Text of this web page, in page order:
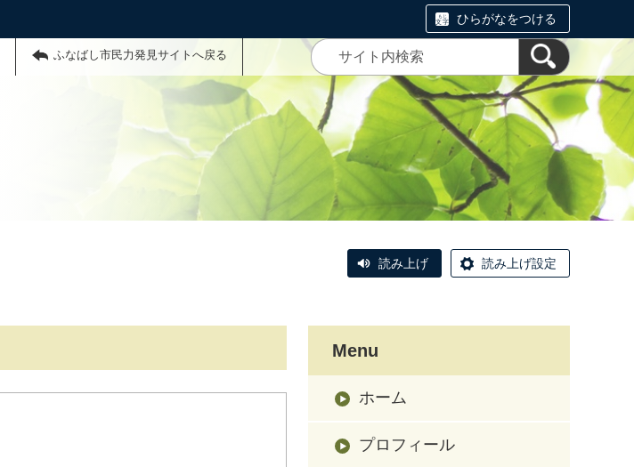
ひらがなをつける
ふなばし市民力発見サイトへ戻る
読み上げ 読み上げ設定
Menu
ホーム
プロフィール